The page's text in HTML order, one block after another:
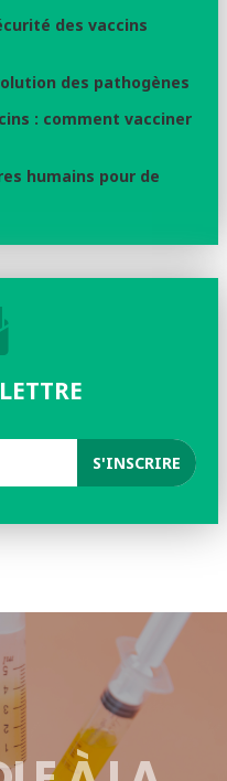
des vaccins
des pathogènes
: comment vacciner
humains pour de